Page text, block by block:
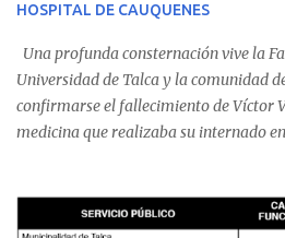
HOSPITAL DE CAUQUENES
Una profunda consternación vive la
Universidad de Talca y la comunidad
confirmarse el fallecimiento de Víctor
medicina que realizaba su internado
malestares físicos. Dada la